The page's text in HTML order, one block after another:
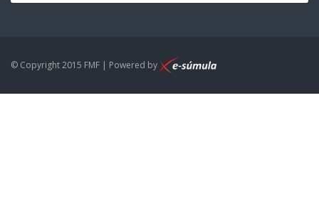
© Copyright 2015 FMF | Powered by